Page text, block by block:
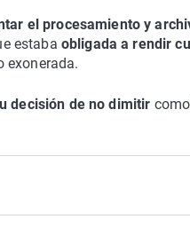
el procesamiento y
estaba obligada a rendir
exonerada.
decisión de no dimitir